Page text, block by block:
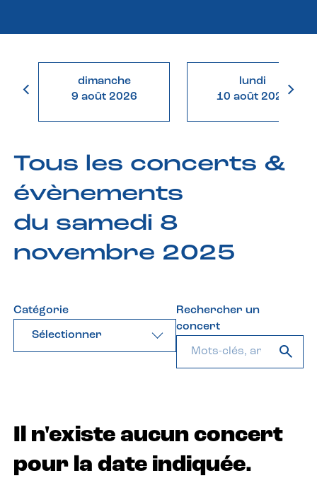
dimanche
9 août 2026
lundi
10 août 2026
Tous les concerts &
évènements
du samedi 8
novembre 2025
Catégorie
Sélectionner
Rechercher un
concert
Il n'existe aucun concert
pour la date indiquée.